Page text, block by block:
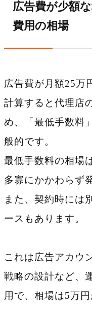
広告費が少額
費用の相場
広告費が月額25万
計算すると代理店
め、「最低手数料
般的です。
最低手数料の相場
多寡にかかわらず
また、契約時には
ースもあります。
これは広告アカウ
戦略の設計など、
用で、相場は5万